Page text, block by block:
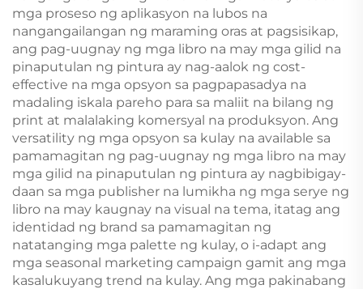
mga proseso ng aplikasyon na lubos na
nangangailangan ng maraming oras at pagsisikap,
ang pag-uugnay ng mga libro na may mga gilid na
pinaputulan ng pintura ay nag-aalok ng cost-
effective na mga opsyon sa pagpapasadya na
madaling iskala pareho para sa maliit na bilang ng
print at malalaking komersyal na produksyon. Ang
versatility ng mga opsyon sa kulay na available sa
pamamagitan ng pag-uugnay ng mga libro na may
mga gilid na pinaputulan ng pintura ay nagbibigay-
daan sa mga publisher na lumikha ng mga serye ng
libro na may kaugnay na visual na tema, itatag ang
identidad ng brand sa pamamagitan ng
natatanging mga palette ng kulay, o i-adapt ang
mga seasonal marketing campaign gamit ang mga
kasalukuyang trend na kulay. Ang mga pakinabang